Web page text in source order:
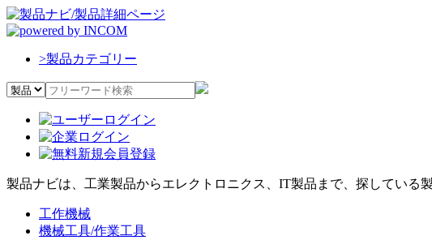
>製品カテゴリー
製品ナビは、工業製品からエレクトロニクス、IT製品まで、探している
工作機械
機械工具/作業工具